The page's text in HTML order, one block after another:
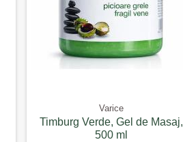
Varice
Timburg Verde, Gel de Masaj,
500 ml